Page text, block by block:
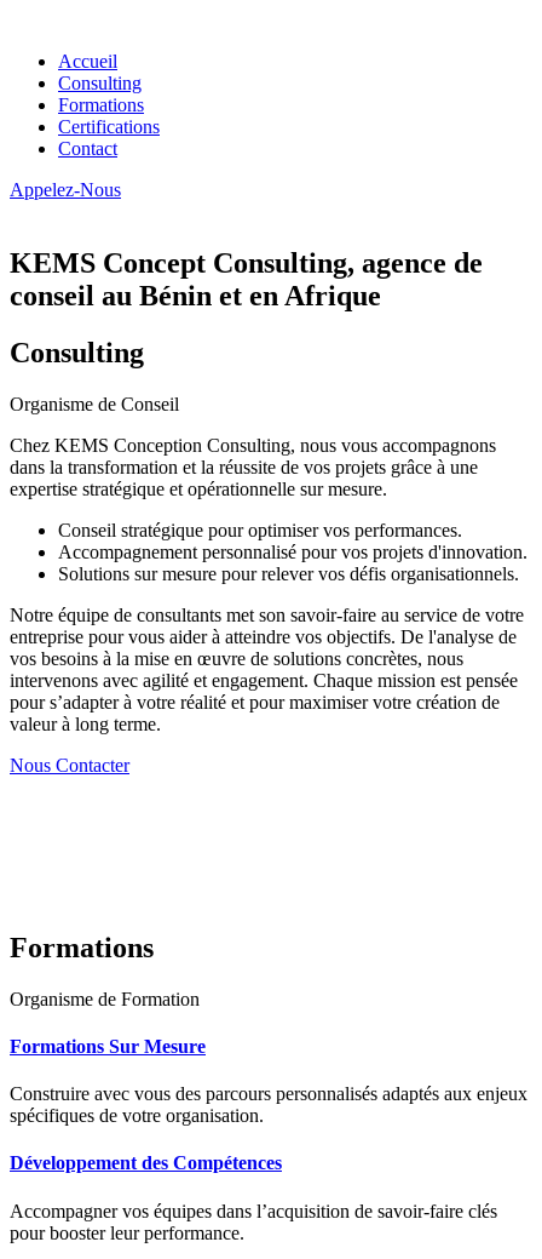
Accueil
Consulting
Formations
Certifications
Contact
Appelez-Nous
KEMS Concept Consulting, agence de
conseil au Bénin et en Afrique
Consulting
Organisme de Conseil
Chez KEMS Conception Consulting, nous vous accompagnons
dans la transformation et la réussite de vos projets grâce à une
expertise stratégique et opérationnelle sur mesure.
Conseil stratégique pour optimiser vos performances.
Accompagnement personnalisé pour vos projets d'innovation.
Solutions sur mesure pour relever vos défis organisationnels.
Notre équipe de consultants met son savoir-faire au service de votre
entreprise pour vous aider à atteindre vos objectifs. De l'analyse de
vos besoins à la mise en œuvre de solutions concrètes, nous
intervenons avec agilité et engagement. Chaque mission est pensée
pour s’adapter à votre réalité et pour maximiser votre création de
valeur à long terme.
Nous Contacter
Formations
Organisme de Formation
Formations Sur Mesure
Construire avec vous des parcours personnalisés adaptés aux enjeux
spécifiques de votre organisation.
Développement des Compétences
Accompagner vos équipes dans l’acquisition de savoir-faire clés
pour booster leur performance.